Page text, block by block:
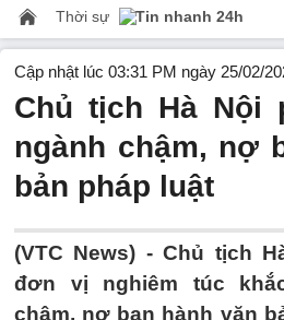
Thời sự Tin nhanh 24h
Cập nhật lúc 03:31 PM ngày 25/02/
Chủ tịch Hà Nội
ngành chậm, nợ
bản pháp luật
(VTC News) -Chủ tịch
đơn vị nghiêm túc
chậm, nợ ban hành văn